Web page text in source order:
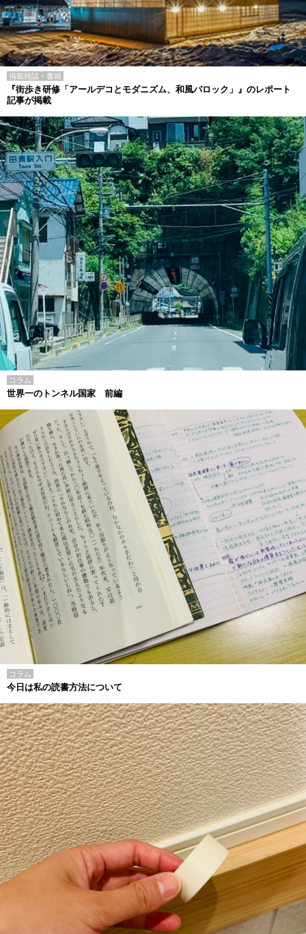
掲載雑誌・書籍
『街歩き研修「アールデコとモダニズム、和風バロック」』のレポート
記事が掲載
コラム
世界一のトンネル国家 前編
コラム
今日は私の読書方法について